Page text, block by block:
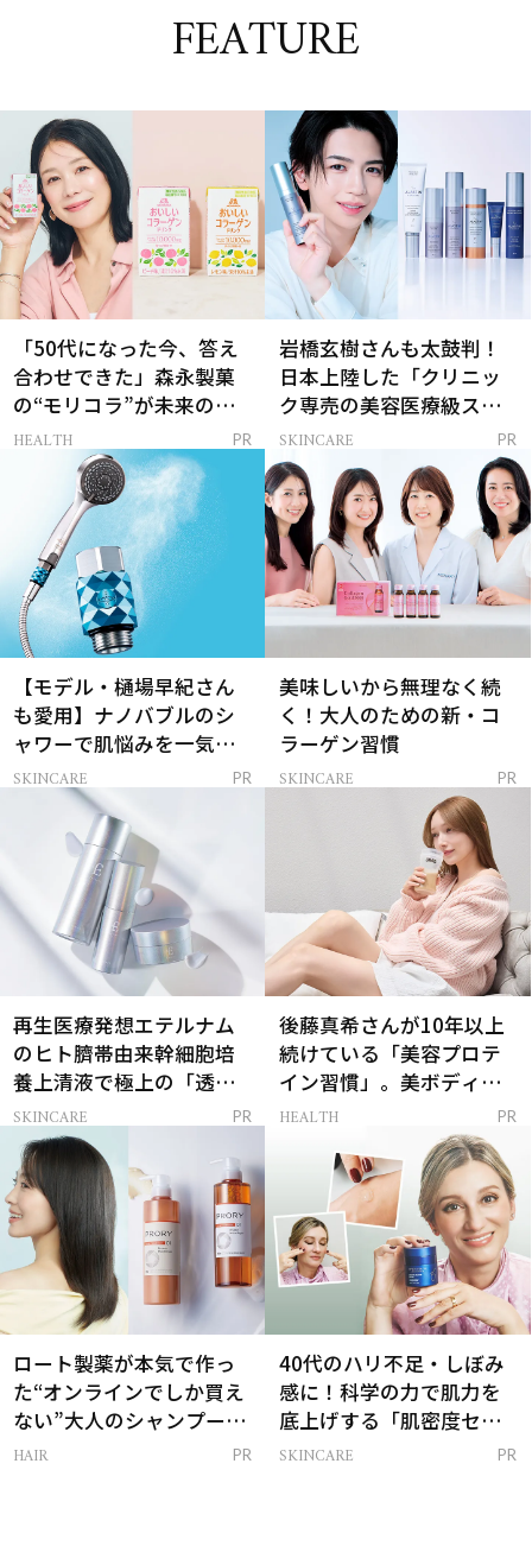
FEATURE
「50代になった今、答え
合わせできた」森永製菓
の“モリコラ”が未来のキ
レイを連れてくる！
HEALTH PR
岩橋玄樹さんも太鼓判！
日本上陸した「クリニッ
ク専売の美容医療級スキ
ンケア」
SKINCARE PR
【モデル・樋場早紀さん
も愛用】ナノバブルのシ
ャワーで肌悩みを一気に
解決
SKINCARE PR
美味しいから無理なく続
く！大人のための新・コ
ラーゲン習慣
SKINCARE PR
再生医療発想エテルナム
のヒト臍帯由来幹細胞培
養上清液で極上の「透明
感ハリ肌」へ
SKINCARE PR
後藤真希さんが10年以上
続けている「美容プロテ
イン習慣」。美ボディを
支える朝ルーティンと
HEALTH PR
ロート製薬が本気で作っ
た“オンラインでしか買え
ない”大人のシャンプー＆
トリートメントって？
HAIR PR
40代のハリ不足・しぼみ
感に！科学の力で肌力を
底上げする「肌密度セラ
ム」
SKINCARE PR